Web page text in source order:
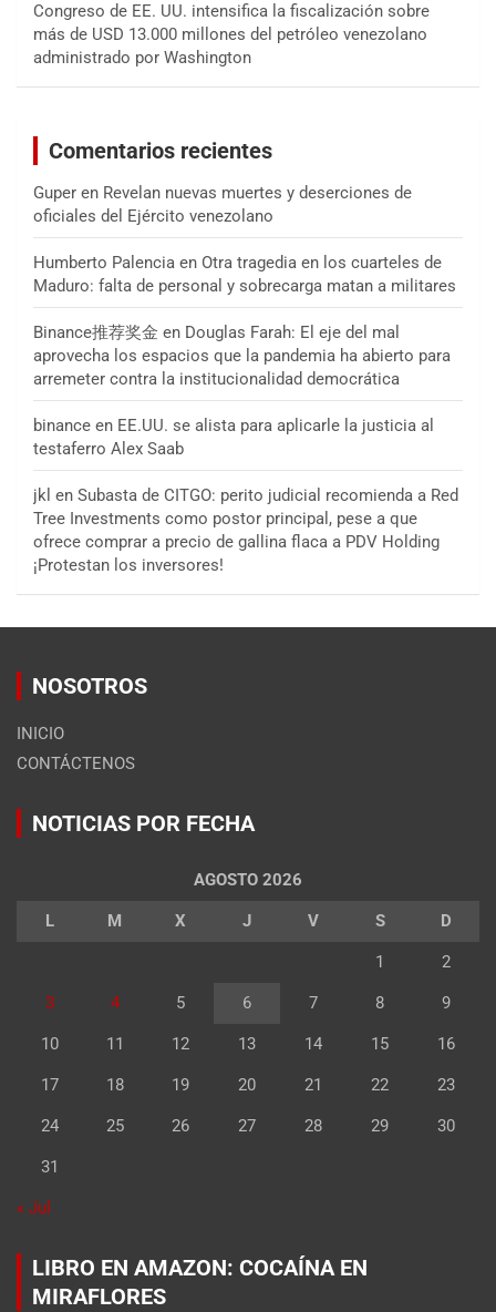
Congreso de EE. UU. intensifica la fiscalización sobre
más de USD 13.000 millones del petróleo venezolano
administrado por Washington
Comentarios recientes
Guper en Revelan nuevas muertes y deserciones de
oficiales del Ejército venezolano
Humberto Palencia en Otra tragedia en los cuarteles de
Maduro: falta de personal y sobrecarga matan a militares
Binance推荐奖金 en Douglas Farah: El eje del mal
aprovecha los espacios que la pandemia ha abierto para
arremeter contra la institucionalidad democrática
binance en EE.UU. se alista para aplicarle la justicia al
testaferro Alex Saab
jkl en Subasta de CITGO: perito judicial recomienda a Red
Tree Investments como postor principal, pese a que
ofrece comprar a precio de gallina flaca a PDV Holding
¡Protestan los inversores!
NOSOTROS
INICIO
CONTÁCTENOS
NOTICIAS POR FECHA
AGOSTO 2026
L M X J V S D
1 2
3 4 5 6 7 8 9
10 11 12 13 14 15 16
17 18 19 20 21 22 23
24 25 26 27 28 29 30
31
« Jul
LIBRO EN AMAZON: COCAÍNA EN
MIRAFLORES